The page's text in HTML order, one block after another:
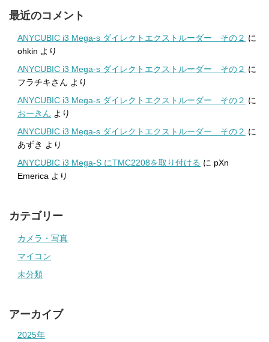
最近のコメント
ANYCUBIC i3 Mega-s ダイレクトエクストルーダー その２ に
ohkin より
ANYCUBIC i3 Mega-s ダイレクトエクストルーダー その２ に
フラチキさん より
ANYCUBIC i3 Mega-s ダイレクトエクストルーダー その２ に
おーきん より
ANYCUBIC i3 Mega-s ダイレクトエクストルーダー その２ に
あずき より
ANYCUBIC i3 Mega-S にTMC2208を取り付ける に pXn
Emerica より
カテゴリー
カメラ・写真
マイコン
未分類
アーカイブ
2025年